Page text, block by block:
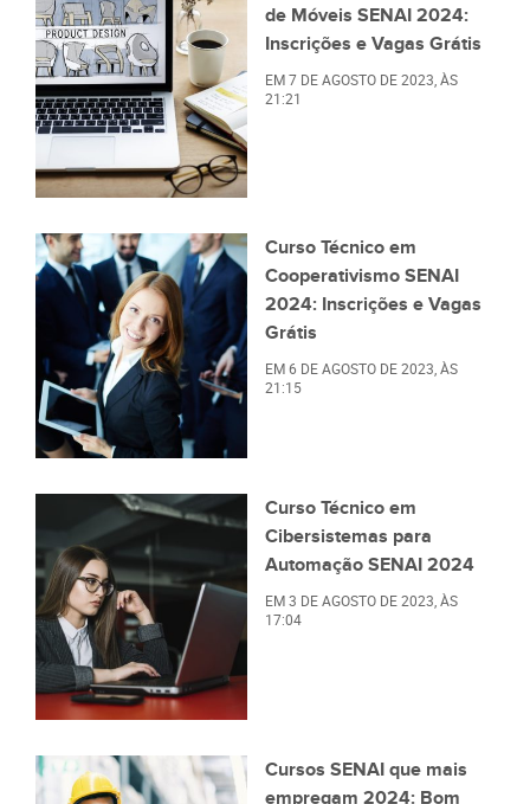
de Móveis SENAI 2024:
Inscrições e Vagas Grátis
EM7 DE AGOSTO DE 2023 , ÀS
21:21
Curso Técnico em
Cooperativismo SENAI
2024: Inscrições e Vagas
Grátis
EM6 DE AGOSTO DE 2023 , ÀS
21:15
Curso Técnico em
Cibersistemas para
Automação SENAI 2024
EM3 DE AGOSTO DE 2023, ÀS
17:04
Cursos SENAI que mais
empregam 2024: Bom